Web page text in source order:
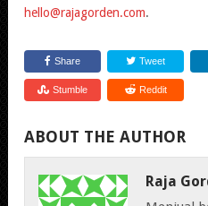
hello@rajagorden.com.
Share Tweet
Stumble Reddit
ABOUT THE AUTHOR
Raja